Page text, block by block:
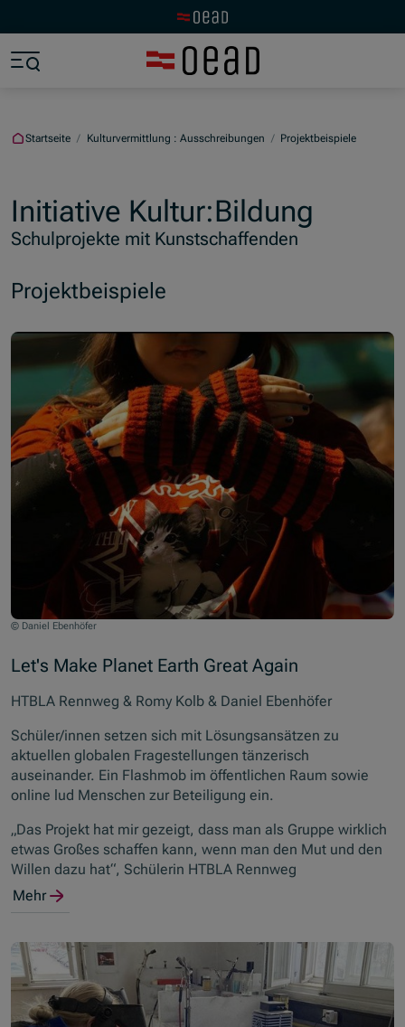
Startseite / Kulturvermittlung : Ausschreibungen / Projektbeispiele
Initiative Kultur:Bildung
Schulprojekte mit Kunstschaffenden
Projektbeispiele
© Daniel Ebenhöfer
Let's Make Planet Earth Great Again
HTBLA Rennweg & Romy Kolb & Daniel Ebenhöfer
Schüler/innen setzen sich mit Lösungsansätzen zu
aktuellen globalen Fragestellungen tänzerisch
auseinander. Ein Flashmob im öffentlichen Raum sowie
online lud Menschen zur Beteiligung ein.
„Das Projekt hat mir gezeigt, dass man als Gruppe wirklich
etwas Großes schaffen kann, wenn man den Mut und den
Willen dazu hat“, Schülerin HTBLA Rennweg
Mehr